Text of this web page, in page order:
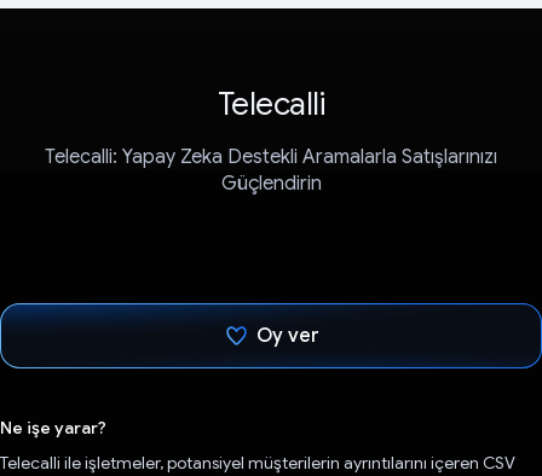
Telecalli
Telecalli: Yapay Zeka Destekli Aramalarla Satışlarınızı
Güçlendirin
Oy ver
Ne işe yarar?
Telecalli ile işletmeler, potansiyel müşterilerin ayrıntılarını içeren CSV